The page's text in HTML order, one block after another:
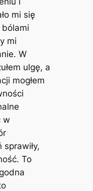
mi się
bólami
mi
W
ulgę, a
mogłem
w
To